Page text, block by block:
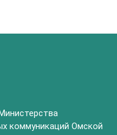
коммуникаций Омской